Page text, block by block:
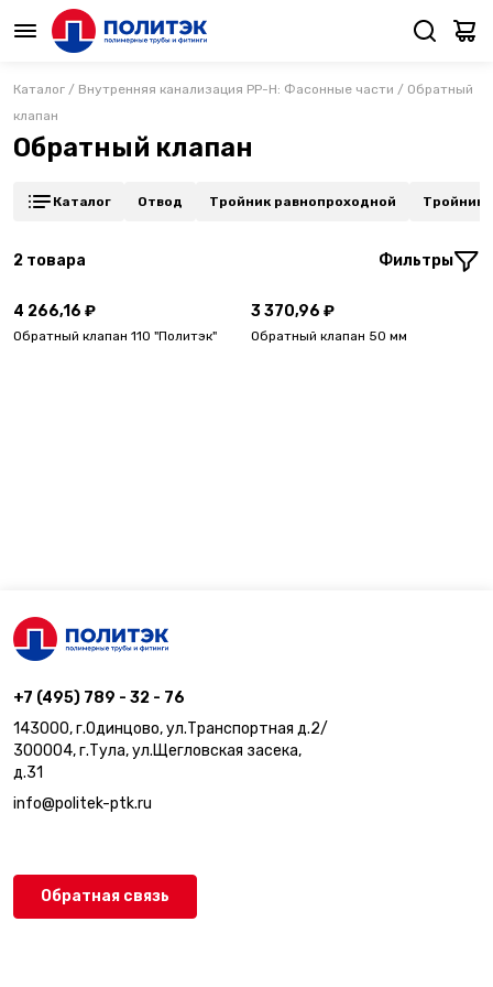
Каталог / Внутренняя канализация PP-H: Фасонные части / Обратный
клапан
Обратный клапан
Каталог Отвод Тройник равнопроходной Тройник
2 товара Фильтры
4 266,16 ₽
Обратный клапан 110 "Политэк"
3 370,96 ₽
Обратный клапан 50 мм
+7 (495) 789 - 32 - 76
143000, г.Одинцово, ул.Транспортная д.2/
300004, г.Тула, ул.Щегловская засека,
д.31
info@politek-ptk.ru
Обратная связь